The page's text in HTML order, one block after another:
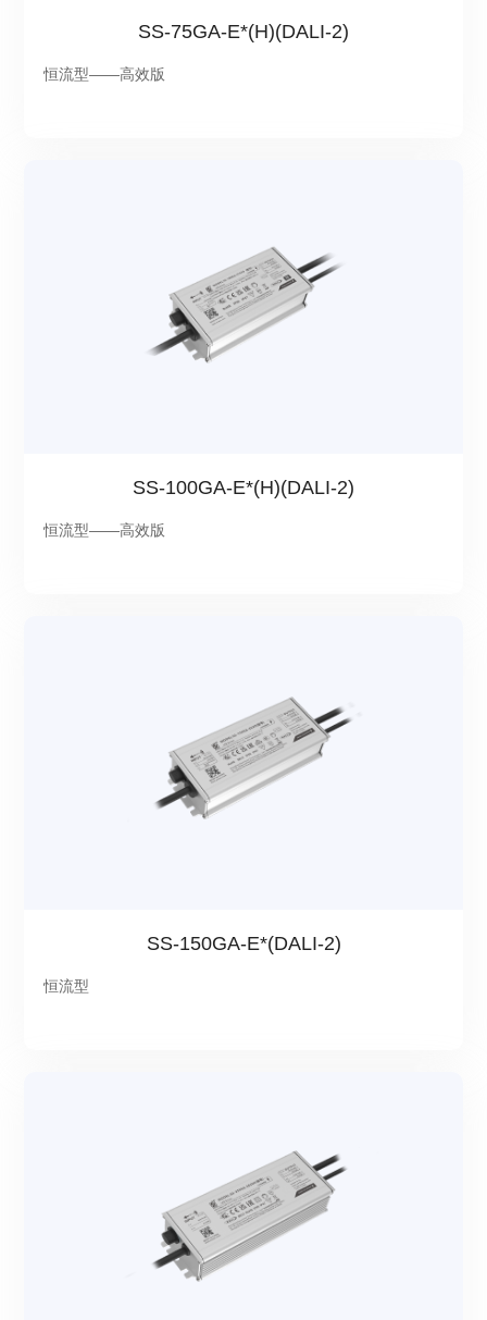
SS-75GA-E*(H)(DALI-2)
恒流型——高效版
SS-100GA-E*(H)(DALI-2)
恒流型——高效版
SS-150GA-E*(DALI-2)
恒流型